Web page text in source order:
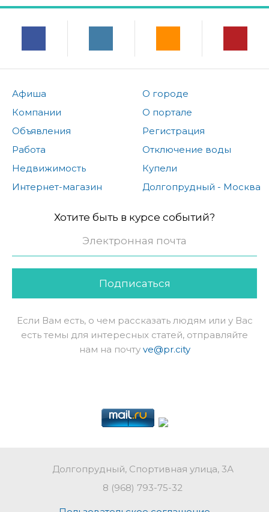
Афиша
Компании
Объявления
Работа
Недвижимость
Интернет-магазин
О городе
О портале
Регистрация
Отключение воды
Купели
Долгопрудный - Москва
Хотите быть в курсе событий?
Подписаться
Если Вам есть, о чем рассказать людям или у Вас
есть темы для интересных статей, отправляйте
нам на почту ve@pr.city
Долгопрудный, Спортивная улица, 3А
8 (968) 793-75-32